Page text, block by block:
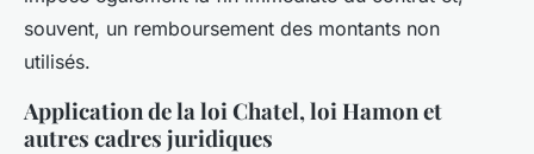
souvent, un remboursement des montants non
utilisés.
Application de la loi Chatel, loi Hamon et
autres cadres juridiques